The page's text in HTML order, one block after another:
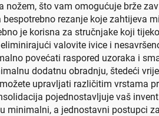
što vam omogućuje brže
rezanje koje zahtijeva
je korisna za stručnjake koji
valovite ivice i
povećati raspored uzoraka i
dodatnu obradnju, štedeći
upravljati različitim vrstama
pojednostavljuje vaš
minimalni, a jednostavni postupci